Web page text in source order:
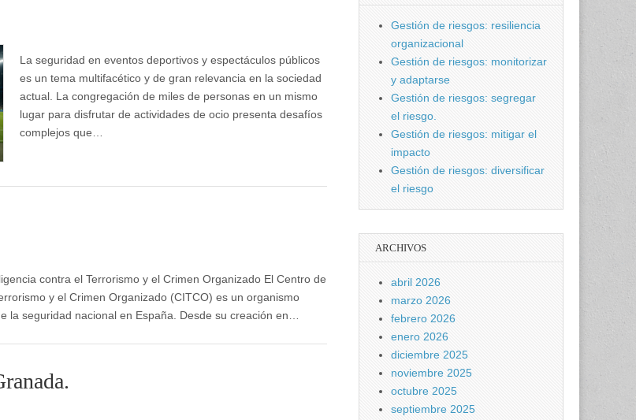
La seguridad en eventos deportivos y espectáculos públicos
es un tema multifacético y de gran relevancia en la sociedad
actual. La congregación de miles de personas en un mismo
lugar para disfrutar de actividades de ocio presenta desafíos
complejos que…
contra el Terrorismo y el Crimen Organizado El Centro de
y el Crimen Organizado (CITCO) es un organismo
la seguridad nacional en España. Desde su creación en…
Gestión de riesgos: resiliencia
organizacional
Gestión de riesgos: monitorizar
y adaptarse
Gestión de riesgos: segregar
el riesgo.
Gestión de riesgos: mitigar el
impacto
Gestión de riesgos: diversificar
el riesgo
ARCHIVOS
abril 2026
marzo 2026
febrero 2026
enero 2026
diciembre 2025
noviembre 2025
octubre 2025
septiembre 2025